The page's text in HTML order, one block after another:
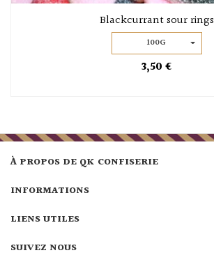
Blackcurrant sour rings
100G
3,50 €
À PROPOS DE QK CONFISERIE
INFORMATIONS
LIENS UTILES
SUIVEZ NOUS